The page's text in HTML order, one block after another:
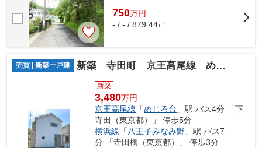
750万円
- / - / 879.44㎡
売買 | 新築一戸建 新築 寺田町 京王高尾線 めじろ台駅 みなみ野駅
新築
3,480万円
京王高尾線 「めじろ台 」駅 バス4分 「下
寺田（東京都）」 停歩5分
横浜線 「八王子みなみ野 」駅 バス7
分 「寺田橋（東京都）」 停歩3分